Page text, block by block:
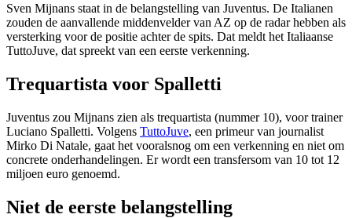
Sven Mijnans staat in de belangstelling van Juventus. De Italianen
zouden de aanvallende middenvelder van AZ op de radar hebben als
versterking voor de positie achter de spits. Dat meldt het Italiaanse
TuttoJuve, dat spreekt van een eerste verkenning.
Trequartista voor Spalletti
Juventus zou Mijnans zien als trequartista (nummer 10), voor trainer
Luciano Spalletti. Volgens TuttoJuve, een primeur van journalist
Mirko Di Natale, gaat het vooralsnog om een verkenning en niet om
concrete onderhandelingen. Er wordt een transfersom van 10 tot 12
miljoen euro genoemd.
Niet de eerste belangstelling